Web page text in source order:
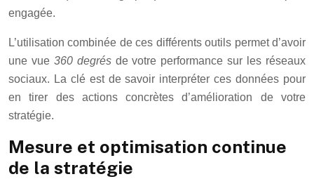
engagée.
L’utilisation combinée de ces différents outils permet d’avoir
une vue 360 degrés de votre performance sur les réseaux
sociaux. La clé est de savoir interpréter ces données pour
en tirer des actions concrètes d’amélioration de votre
stratégie.
Mesure et optimisation continue
de la stratégie